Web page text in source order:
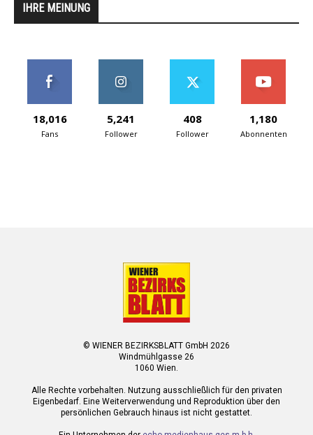
IHRE MEINUNG
18,016
Fans
5,241
Follower
408
Follower
1,180
Abonnenten
© WIENER BEZIRKSBLATT GmbH 2026
Windmühlgasse 26
1060 Wien.
Alle Rechte vorbehalten. Nutzung ausschließlich für den privaten
Eigenbedarf. Eine Weiterverwendung und Reproduktion über den
persönlichen Gebrauch hinaus ist nicht gestattet.